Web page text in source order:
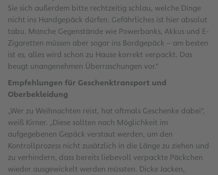
Sie sich außerdem bitte rechtzeitig schlau, welche Dinge
nicht ins Handgepäck dürfen. Gefährliches ist hier absolut
tabu. Manche Gegenstände wie Powerbanks, Akkus und E-
Zigaretten müssen aber sogar ins Bordgepäck – am besten
ist es, alles wird schon zu Hause korrekt verpackt. Das
beugt unangenehmen Überraschungen vor.“
Empfehlungen für Geschenktransport und
Oberbekleidung
„Wer zu Weihnachten reist, hat oftmals Geschenke dabei“,
weiß Kirner. „Diese sollten nach Möglichkeit im
aufgegebenen Gepäck verstaut werden, um den
Kontrollprozess nicht zusätzlich in die Länge zu ziehen und
zu verhindern, dass bereits liebevoll verpackte Päckchen
wieder ausgewickelt werden müssten. Dicke Jacken,